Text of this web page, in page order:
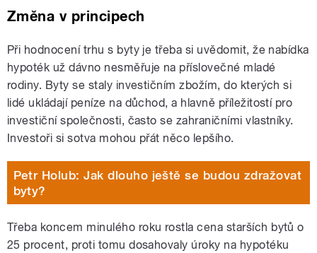
Změna v principech
Při hodnocení trhu s byty je třeba si uvědomit, že nabídka
hypoték už dávno nesměřuje na příslovečné mladé
rodiny. Byty se staly investičním zbožím, do kterých si
lidé ukládají peníze na důchod, a hlavně příležitostí pro
investiční společnosti, často se zahraničními vlastníky.
Investoři si sotva mohou přát něco lepšího.
Petr Holub: Jak dlouho ještě se budou zdražovat
byty?
Třeba koncem minulého roku rostla cena starších bytů o
25 procent, proti tomu dosahovaly úroky na hypotéku